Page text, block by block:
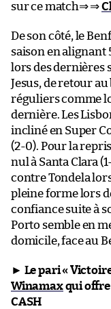
sur ce match⇒ ⇒
De son côté, le
saison en alignant
lors des dernières
Jesus, de retour
réguliers comme
dernière. Les
incliné en Super
(2-0). Pour la
nul à Santa Clara
contre Tondela
pleine forme lors
confiance suite à
Porto semble en
domicile, face au
► Le pari «
Winamaxqui offre
CASH